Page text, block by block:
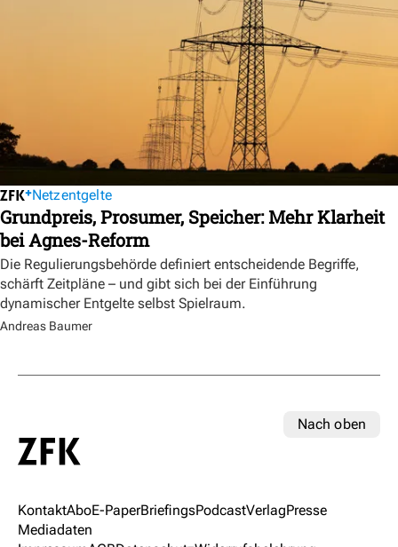
Netzentgelte
Grundpreis, Prosumer, Speicher: Mehr Klarheit
bei Agnes-Reform
Die Regulierungsbehörde definiert entscheidende Begriffe,
schärft Zeitpläne – und gibt sich bei der Einführung
dynamischer Entgelte selbst Spielraum.
Andreas Baumer
Nach oben
KontaktAboE-PaperBriefingsPodcastVerlagPresse
Mediadaten